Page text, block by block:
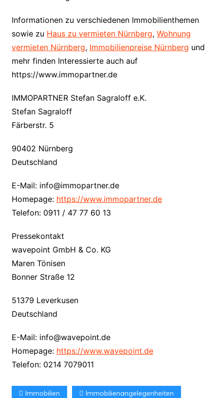
Informationen zu verschiedenen Immobilienthemen
sowie zu Haus zu vermieten Nürnberg, Wohnung
vermieten Nürnberg, Immobilienpreise Nürnberg und
mehr finden Interessierte auch auf
https://www.immopartner.de
IMMOPARTNER Stefan Sagraloff e.K.
Stefan Sagraloff
Färberstr. 5
90402 Nürnberg
Deutschland
E-Mail: info@immopartner.de
Homepage: https://www.immopartner.de
Telefon: 0911 / 47 77 60 13
Pressekontakt
wavepoint GmbH & Co. KG
Maren Tönisen
Bonner Straße 12
51379 Leverkusen
Deutschland
E-Mail: info@wavepoint.de
Homepage: https://www.wavepoint.de
Telefon: 0214 7079011
Immobilien Immobilienangelegenheiten